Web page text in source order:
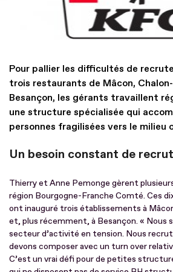
Pour pallier les difficultés de
trois restaurants de Mâcon,
Besançon, les gérants travaillent
une structure spécialisée qui
personnes fragilisées vers le milieu
Un besoin constant de
Thierry et Anne Pemonge gèrent
région Bourgogne-Franche Comté. Ces
ont inauguré trois établissements à
et, plus récemment, à Besançon. « Nous
secteur d’activité en tension. Nous
devons composer avec un turn over
C’est un vrai défi pour de petites